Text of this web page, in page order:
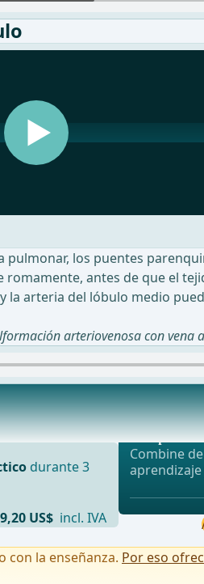
pulmonar, los puentes
romamente, antes de que el
la arteria del lóbulo medio
arteriovenosa con
entre el lóbulo inferior y
la arteria pulmonar central,
durante 3
9,20 US$ incl. IVA
Oferta más
webop -
Combine
con la enseñanza. Por eso